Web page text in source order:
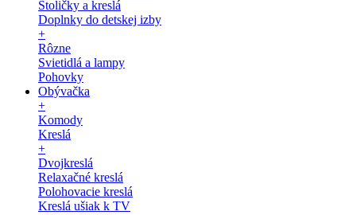
Stoličky a kreslá
Doplnky do detskej izby
+
Rôzne
Svietidlá a lampy
Pohovky
Obývačka
+
Komody
Kreslá
+
Dvojkreslá
Relaxačné kreslá
Polohovacie kreslá
Kreslá ušiak k TV